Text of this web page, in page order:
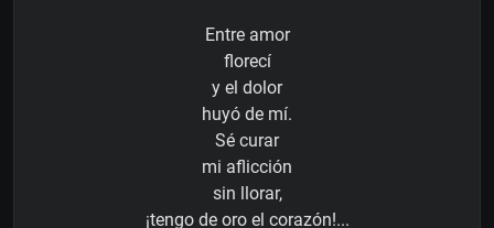
Entre amor
florecí
y el dolor
huyó de mí.
Sé curar
mi aflicción
sin llorar,
¡tengo de oro el corazón!...